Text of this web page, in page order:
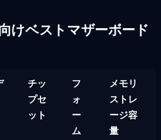
けベストマザーボード
チッ
プセ
ット
フ
ォ
ー
ム
メモリ
ストレ
ージ容
量